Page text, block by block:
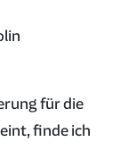
für die
finde ich